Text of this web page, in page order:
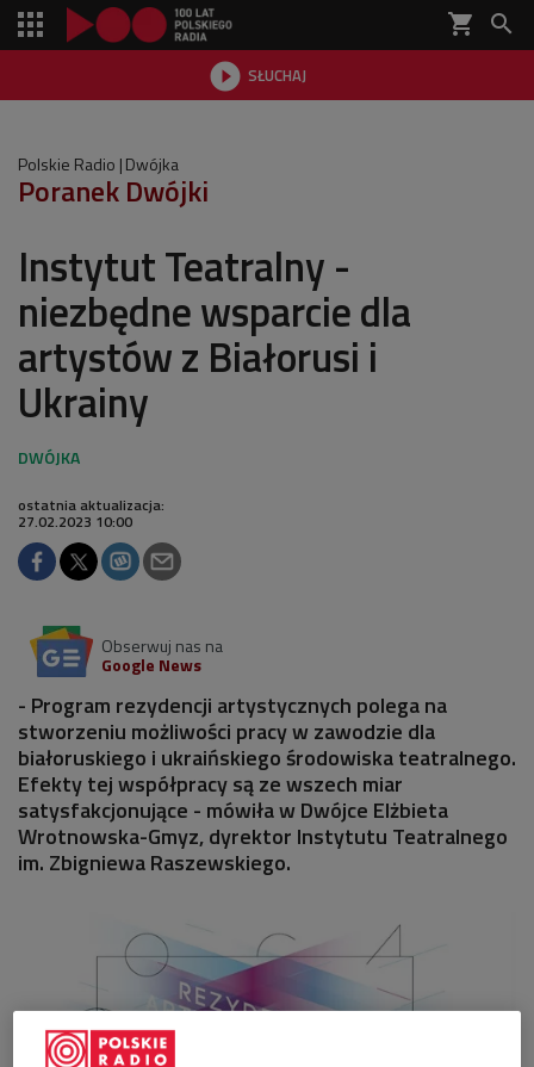
shopping_cart 
 SŁUCHAJ

Polskie Radio Dwójka
Poranek Dwójki
Instytut Teatralny -
niezbędne wsparcie dla
artystów z Białorusi i
Ukrainy
ostatnia aktualizacja:
27.02.2023 10:00
Obserwuj nas na
Google News
- Program rezydencji artystycznych polega na
stworzeniu możliwości pracy w zawodzie dla
białoruskiego i ukraińskiego środowiska teatralnego.
Efekty tej współpracy są ze wszech miar
satysfakcjonujące - mówiła w Dwójce Elżbieta
Wrotnowska-Gmyz, dyrektor Instytutu Teatralnego
im. Zbigniewa Raszewskiego.